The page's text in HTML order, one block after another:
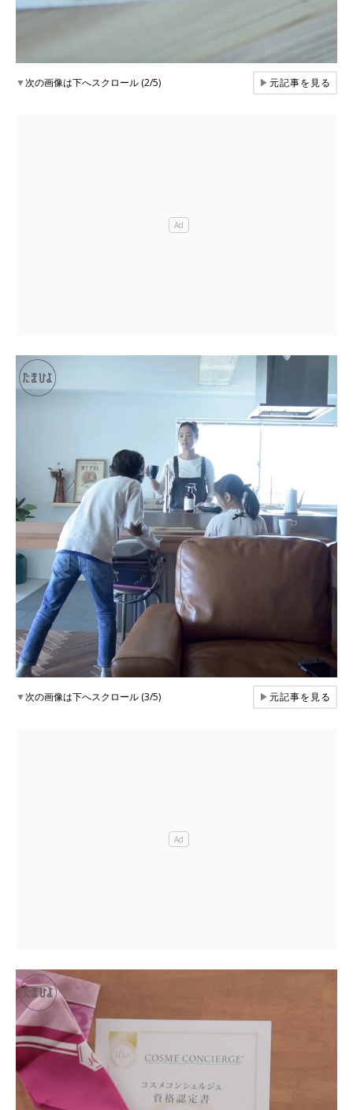
▼次の画像は下へスクロール (2/5) ▶元記事を見る
▼次の画像は下へスクロール (3/5) ▶元記事を見る